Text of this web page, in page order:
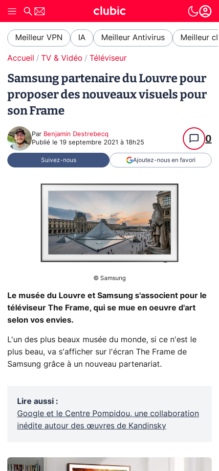
Meilleur VPN IA Meilleur Antivirus Meilleur
Accueil TV & Vidéo Téléviseur
Samsung partenaire du Louvre pour
proposer des nouveaux visuels pour
son Frame
Par Benjamin Destrebecq
Publié le 19 septembre 2021 à 18h25 0
Suivez-nous Ajoutez-nous en favori
© Samsung
Le musée du Louvre et Samsung s'associent pour le
téléviseur The Frame, qui se mue en oeuvre d'art
selon vos envies.
L'un des plus beaux musée du monde, si ce n'est le
plus beau, va s'afficher sur l'écran The Frame de
Samsung grâce à un nouveau partenariat.
Lire aussi :
Google et le Centre Pompidou, une collaboration
inédite autour des œuvres de Kandinsky